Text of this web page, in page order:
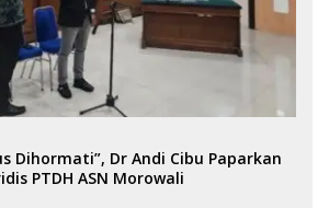
Dihormati”, Dr Andi Cibu Paparkan
PTDH ASN Morowali